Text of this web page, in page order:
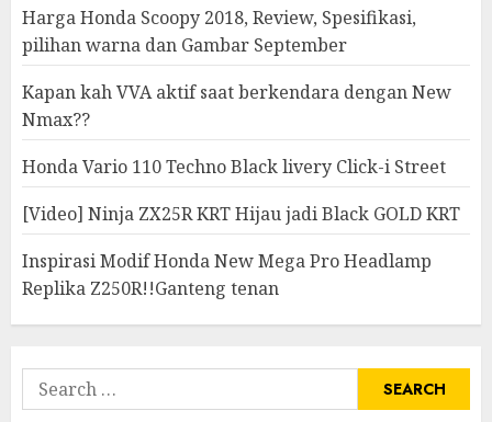
Harga Honda Scoopy 2018, Review, Spesifikasi,
pilihan warna dan Gambar September
Kapan kah VVA aktif saat berkendara dengan New
Nmax??
Honda Vario 110 Techno Black livery Click-i Street
[Video] Ninja ZX25R KRT Hijau jadi Black GOLD KRT
Inspirasi Modif Honda New Mega Pro Headlamp
Replika Z250R!!Ganteng tenan
Search
for: